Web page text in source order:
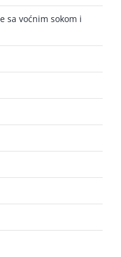
sa voćnim sokom i